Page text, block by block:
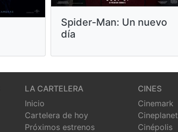
Spider-Man: Un nuevo
día
LA CARTELERA
Inicio
Cartelera de hoy
Próximos estrenos
CINES
Cinemark
Cineplanet
Cinépolis